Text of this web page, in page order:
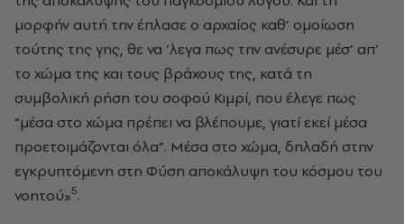
μορφήν αυτή την έπλασε ο αρχαίος καθ’ ομοίωση
τούτης της γης, θε να ’λεγα πως την ανέσυρε μέσ’ απ’
το χώμα της και τους βράχους της, κατά τη
συμβολική ρήση του σοφού Κιμρί, που έλεγε πως
“μέσα στο χώμα πρέπει να βλέπουμε, γιατί εκεί μέσα
προετοιμάζονται όλα”. Μέσα στο χώμα, δηλαδή στην
εγκρυπτόμενη στη Φύση αποκάλυψη του κόσμου του
νοητού»5.